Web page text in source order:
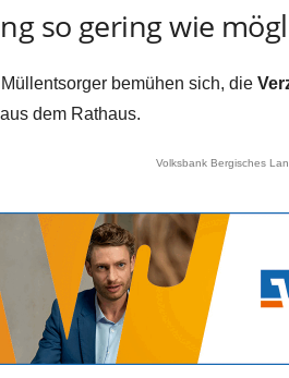
so gering wie
bemühen sich, die
dem Rathaus.
Volksbank Bergisches